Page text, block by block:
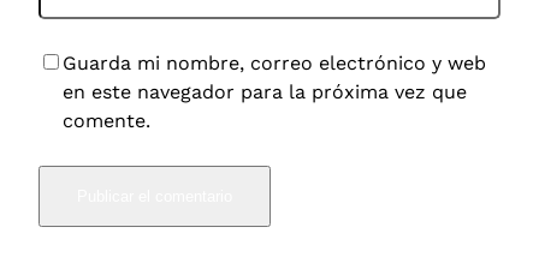
Guarda mi nombre, correo electrónico y web
en este navegador para la próxima vez que
comente.